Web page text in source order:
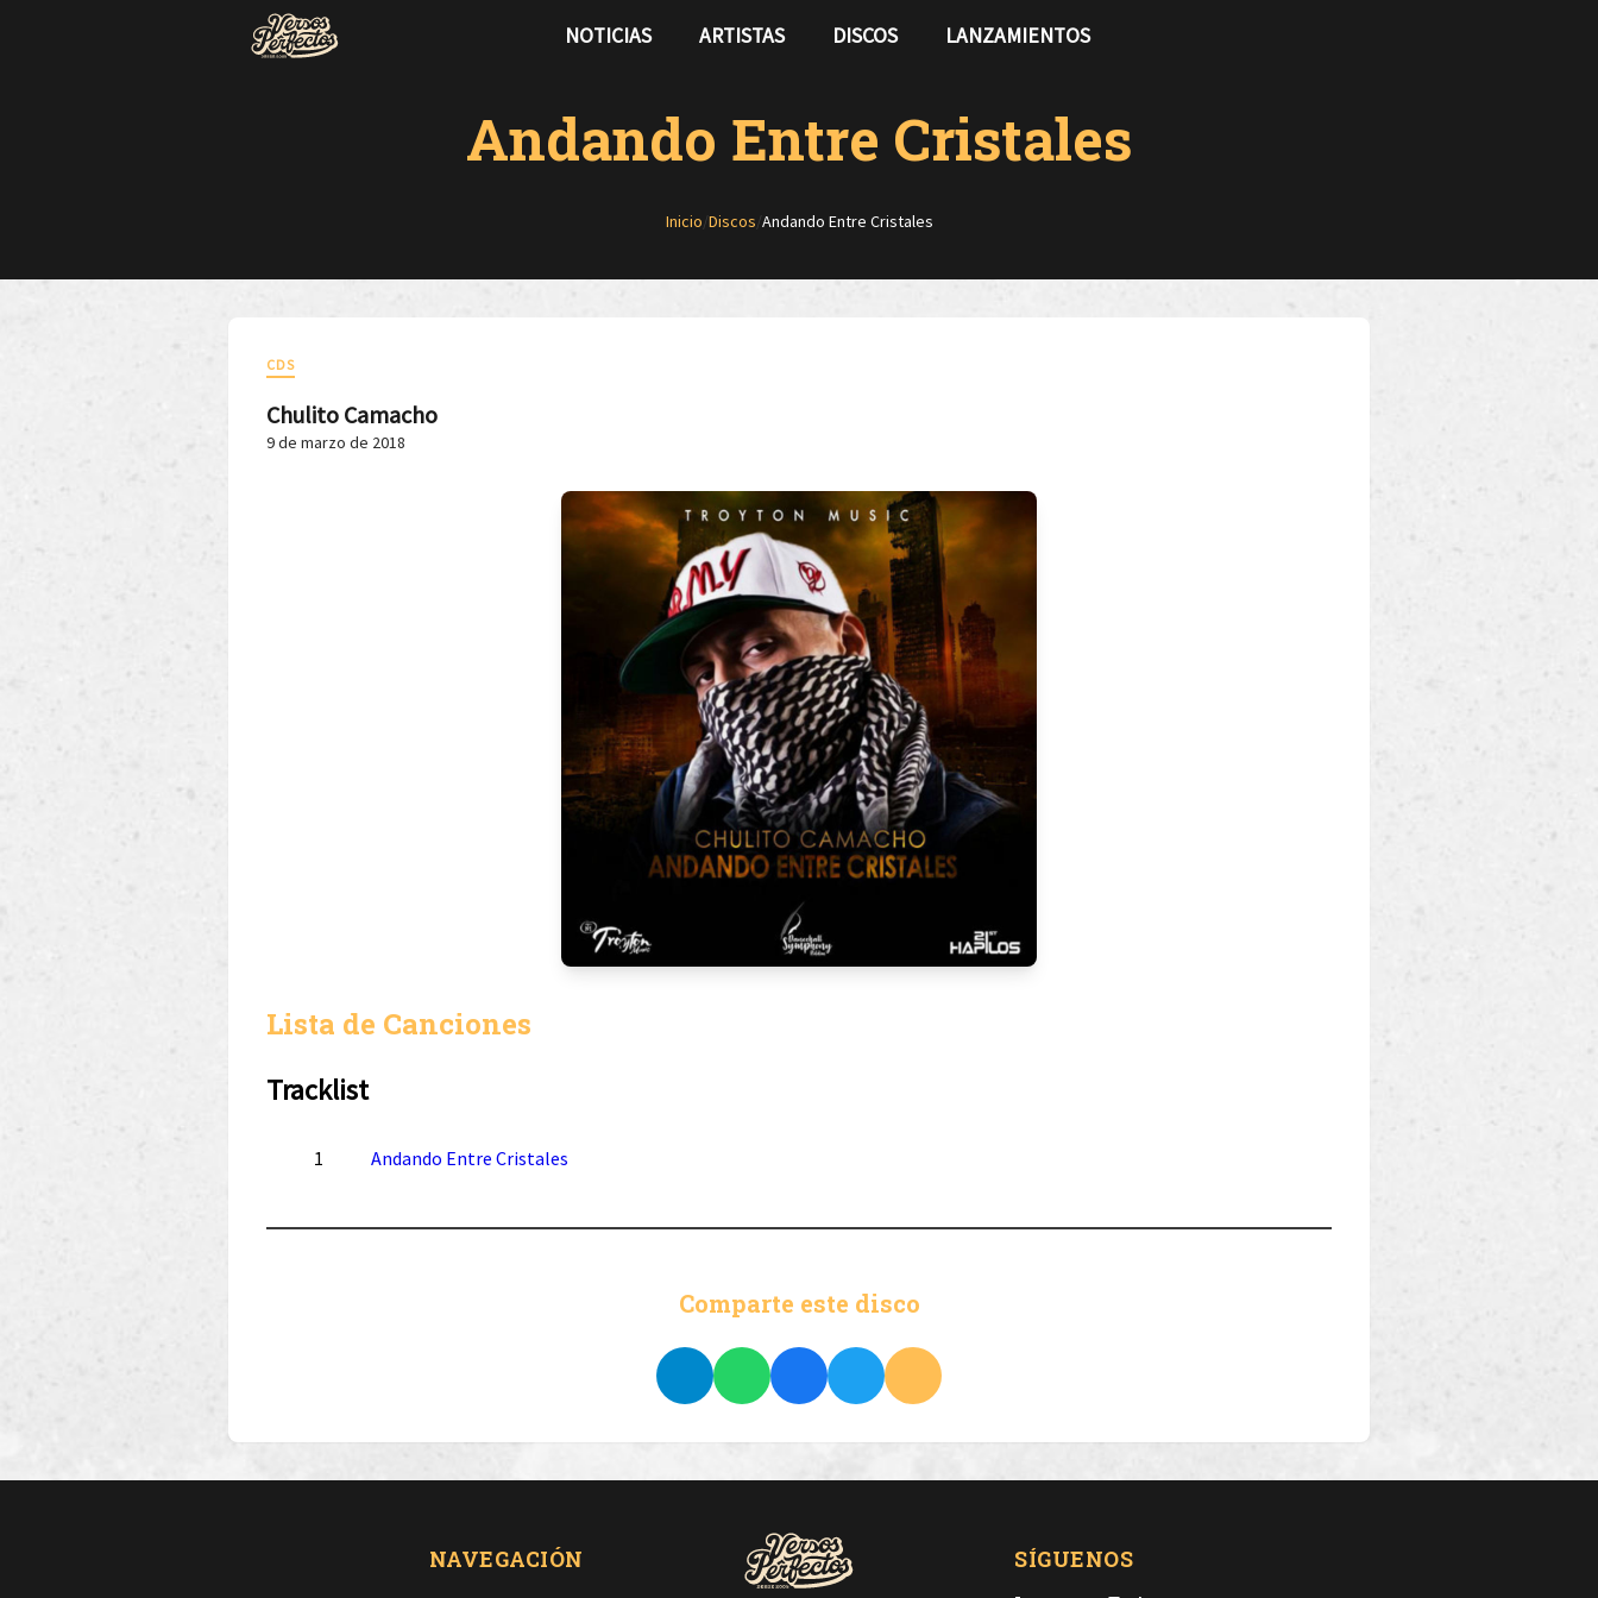
NOTICIAS ARTISTAS DISCOS LANZAMIENTOS
Andando Entre Cristales
Inicio/Discos/Andando Entre Cristales
CDS
Chulito Camacho
9 de marzo de 2018
Lista de Canciones
Tracklist
1 Andando Entre Cristales
Comparte este disco
NAVEGACIÓN SÍGUENOS